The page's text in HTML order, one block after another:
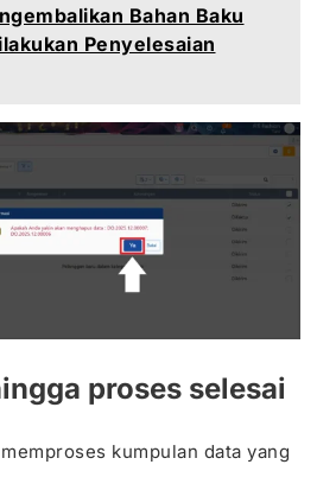
Bahan Baku
Penyelesaian
proses selesai
kumpulan data yang